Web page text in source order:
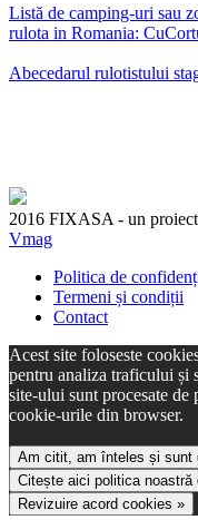
Listă de camping-uri sau
rulota in Romania:
Abecedarul rulotistului
2016 FIXASA - un
Vmag
Politica de
Termeni și condiții
Contact
Acest site foloseste
pentru analiza traficului și
site-ului sunt procesate de
cookie-urile din browser.
Am citit, am înteles și sunt
Citește aici politica
Revizuire acord cookies »